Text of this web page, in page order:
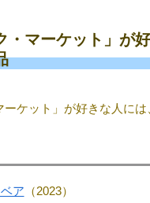
・マーケット」が
ケット」が好きな人には
ア （2023）